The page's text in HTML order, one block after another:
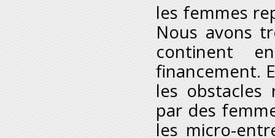
les femmes
Nous avons
continent
financement.
les obstacles
par des
les micro-